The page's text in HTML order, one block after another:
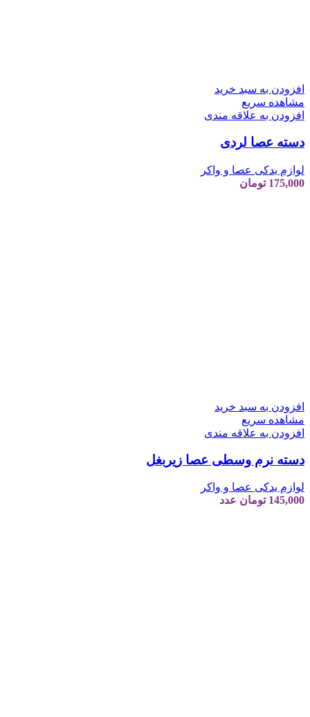
افزودن به سبد خرید
مشاهده سریع
افزودن به علاقه مندی
دسته عصا لردی
لوازم یدکی عصا و واکر
175,000 تومان
افزودن به سبد خرید
مشاهده سریع
افزودن به علاقه مندی
دسته نرم وسطی عصا زیربغل
لوازم یدکی عصا و واکر
145,000 تومان عدد